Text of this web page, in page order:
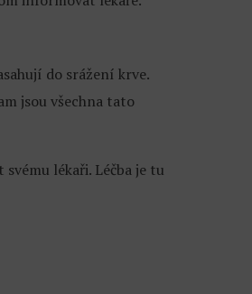
do srážení krve.
jsou všechna tato
lékaři. Léčba je tu